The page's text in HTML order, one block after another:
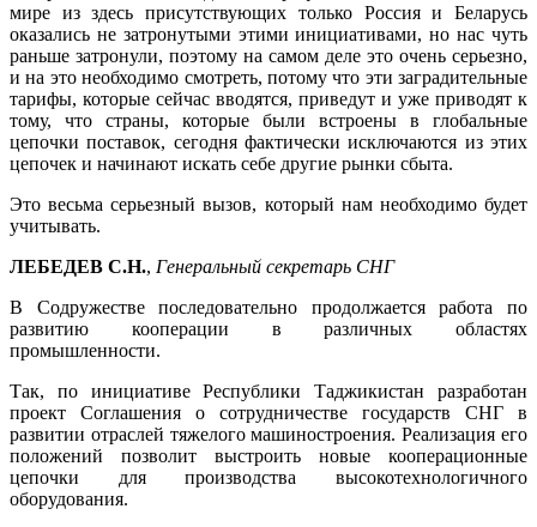
мире из здесь присутствующих только Россия и Беларусь
оказались не затронутыми этими инициативами, но нас чуть
раньше затронули, поэтому на самом деле это очень серьезно,
и на это необходимо смотреть, потому что эти заградительные
тарифы, которые сейчас вводятся, приведут и уже приводят к
тому, что страны, которые были встроены в глобальные
цепочки поставок, сегодня фактически исключаются из этих
цепочек и начинают искать себе другие рынки сбыта.
Это весьма серьезный вызов, который нам необходимо будет
учитывать.
ЛЕБЕДЕВ С.Н., Генеральный секретарь СНГ
В Содружестве последовательно продолжается работа по
развитию кооперации в различных областях
промышленности.
Так, по инициативе Республики Таджикистан разработан
проект Соглашения о сотрудничестве государств СНГ в
развитии отраслей тяжелого машиностроения. Реализация его
положений позволит выстроить новые кооперационные
цепочки для производства высокотехнологичного
оборудования.